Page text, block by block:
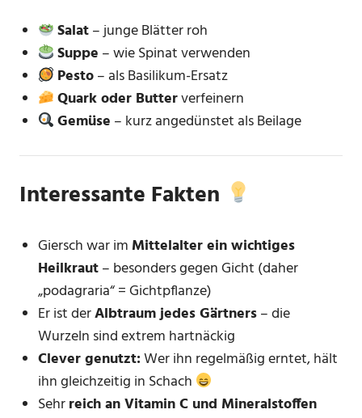
Salat– junge Blätter roh
Suppe – wie Spinat verwenden
Pesto– als Basilikum-Ersatz
Quark oder Butterverfeinern
Gemüse – kurz angedünstet als Beilage
Interessante Fakten
Giersch war im Mittelalter ein wichtiges
Heilkraut– besonders gegen Gicht (daher
„podagraria“ = Gichtpflanze)
Er ist derAlbtraum jedes Gärtners– die
Wurzeln sind extrem hartnäckig
Clever genutzt:Wer ihn regelmäßig erntet, hält
ihn gleichzeitig in Schach
Sehrreich an Vitamin C und Mineralstoffen